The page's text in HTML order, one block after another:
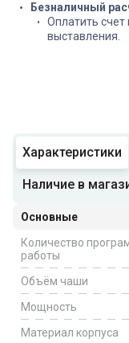
Безналичный
Оплатить счет
выставления.
Характеристики
Наличие в
Основные
Количество
работы
Объём чаши
Мощность
Материал корпуса